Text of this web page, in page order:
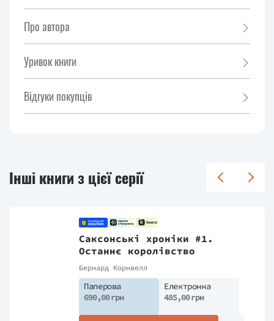
Про автора
Уривок книги
Відгуки покупців
Інші книги з цієї серії
Саксонські хроніки #1.
Останнє королівство
Бернард Корнвелл
Паперова
690,00 грн
Електронна
485,00 грн